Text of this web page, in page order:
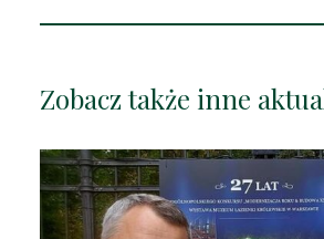
Zobacz także inne